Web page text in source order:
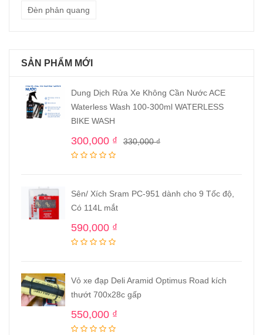
Đèn phản quang
SẢN PHẨM MỚI
Dung Dịch Rửa Xe Không Cần Nước ACE
Waterless Wash 100-300ml WATERLESS
BIKE WASH
330,000₫
300,000 ₫
Sên/ Xích Sram PC-951 dành cho 9 Tốc độ,
Có 114L mắt
590,000 ₫
Vỏ xe đạp Deli Aramid Optimus Road kích
thướt 700x28c gấp
550,000 ₫